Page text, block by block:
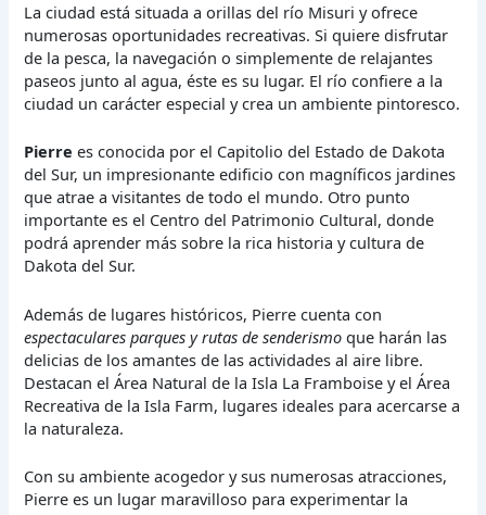
La ciudad está situada a orillas del río Misuri y ofrece
numerosas oportunidades recreativas. Si quiere disfrutar
de la pesca, la navegación o simplemente de relajantes
paseos junto al agua, éste es su lugar. El río confiere a la
ciudad un carácter especial y crea un ambiente pintoresco.
Pierre es conocida por el Capitolio del Estado de Dakota
del Sur, un impresionante edificio con magníficos jardines
que atrae a visitantes de todo el mundo. Otro punto
importante es el Centro del Patrimonio Cultural, donde
podrá aprender más sobre la rica historia y cultura de
Dakota del Sur.
Además de lugares históricos, Pierre cuenta con
espectaculares parques y rutas de senderismo que harán las
delicias de los amantes de las actividades al aire libre.
Destacan el Área Natural de la Isla La Framboise y el Área
Recreativa de la Isla Farm, lugares ideales para acercarse a
la naturaleza.
Con su ambiente acogedor y sus numerosas atracciones,
Pierre es un lugar maravilloso para experimentar la